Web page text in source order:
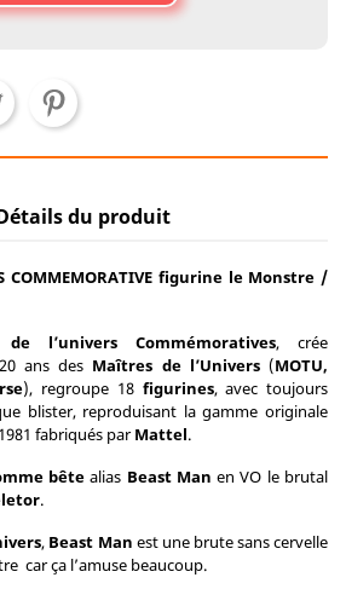
du produit
COMMEMORATIVE figurine le Monstre /
l’univers Commémoratives, crée
ans des Maîtres de l’Univers (MOTU,
), regroupe 18 figurines, avec toujours
blister, reproduisant la gamme originale
fabriqués parMattel.
bête alias Beast Man en VO le brutal
.
, Beast Man est une brute sans cervelle
car ça l’amuse beaucoup.